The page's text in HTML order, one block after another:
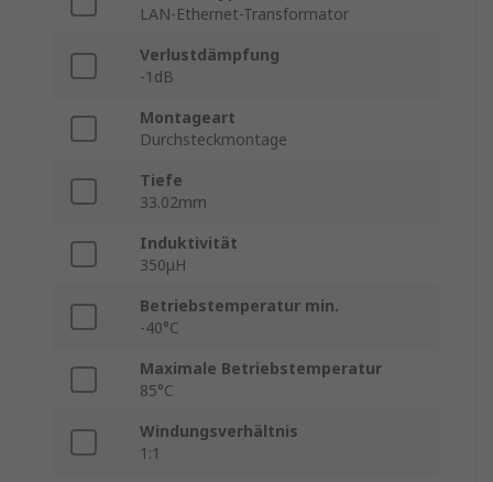
LAN-Ethernet-Transformator
Verlustdämpfung
-1dB
Montageart
Durchsteckmontage
Tiefe
33.02mm
Induktivität
350μH
Betriebstemperatur min.
-40°C
Maximale Betriebstemperatur
85°C
Windungsverhältnis
1:1